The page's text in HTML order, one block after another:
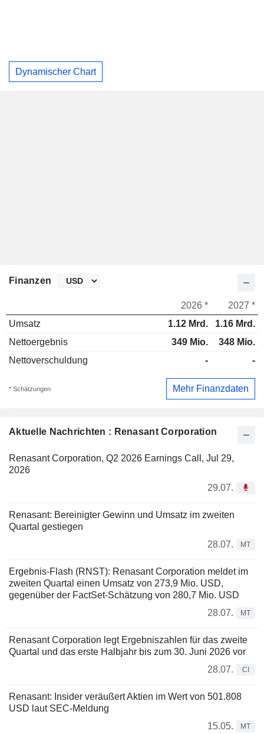
Dynamischer Chart
Aktuelle Nachrichten : Renasant Corporation
Renasant Corporation, Q2 2026 Earnings Call, Jul 29,
2026
29.07.
Renasant: Bereinigter Gewinn und Umsatz im zweiten
Quartal gestiegen
28.07.
MT
Ergebnis-Flash (RNST): Renasant Corporation meldet im
zweiten Quartal einen Umsatz von 273,9 Mio. USD,
gegenüber der FactSet-Schätzung von 280,7 Mio. USD
28.07.
MT
Renasant Corporation legt Ergebniszahlen für das zweite
Quartal und das erste Halbjahr bis zum 30. Juni 2026 vor
28.07.
CI
Renasant: Insider veräußert Aktien im Wert von 501.808
USD laut SEC-Meldung
15.05.
MT
Finanzen
2026 *
2027 *
Umsatz
1.12 Mrd.
1.16 Mrd.
Nettoergebnis
349 Mio.
348 Mio.
Nettoverschuldung
- -
* Schätzungen Mehr Finanzdaten